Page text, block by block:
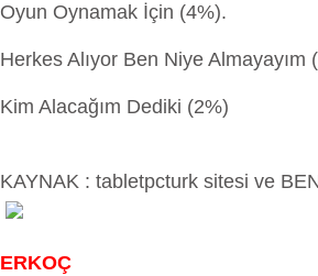
Oyun Oynamak İçin (4%).
Herkes Alıyor Ben Niye Almayayım
Kim Alacağım Dediki (2%)
KAYNAK : tabletpcturk sitesi ve
ERKOÇ